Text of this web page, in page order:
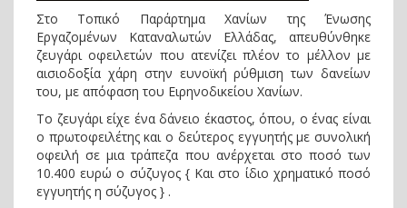
Στο Τοπικό Παράρτημα Χανίων της Ένωσης
Εργαζομένων Καταναλωτών Ελλάδας, απευθύνθηκε
ζευγάρι οφειλετών που ατενίζει πλέον το μέλλον με
αισιοδοξία χάρη στην ευνοϊκή ρύθμιση των δανείων
του, με απόφαση του Ειρηνοδικείου Χανίων.
Το ζευγάρι είχε ένα δάνειο έκαστος, όπου, ο ένας είναι
ο πρωτοφειλέτης και ο δεύτερος εγγυητής με συνολική
οφειλή σε μια τράπεζα που ανέρχεται στο ποσό των
10.400 ευρώ ο σύζυγος { Και στο ίδιο χρηματικό ποσό
εγγυητής η σύζυγος } .